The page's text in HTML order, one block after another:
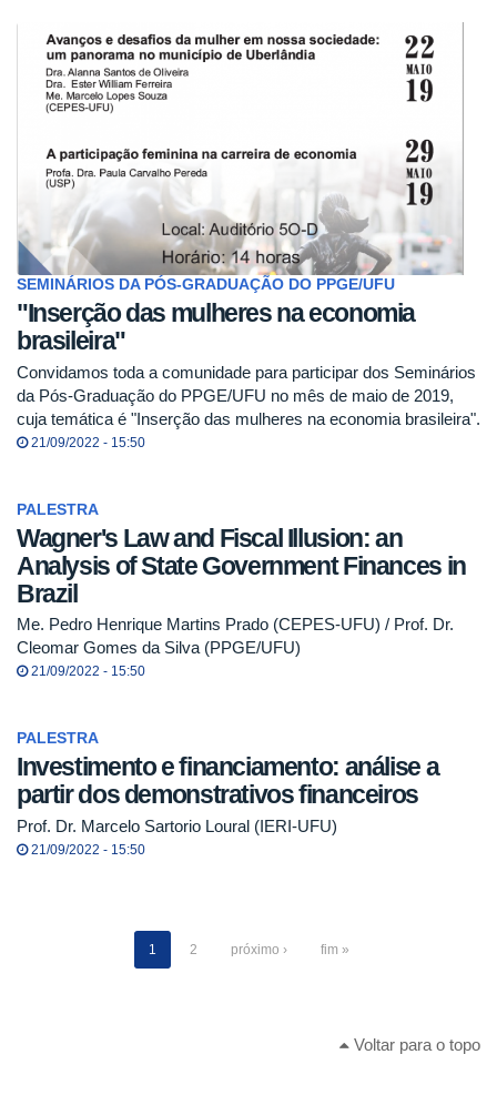
SEMINÁRIOS DA PÓS-GRADUAÇÃO DO PPGE/UFU
"Inserção das mulheres na economia
brasileira"
Convidamos toda a comunidade para participar dos Seminários
da Pós-Graduação do PPGE/UFU no mês de maio de 2019,
cuja temática é "Inserção das mulheres na economia brasileira".
21/09/2022 - 15:50
PALESTRA
Wagner's Law and Fiscal Illusion: an
Analysis of State Government Finances in
Brazil
Me. Pedro Henrique Martins Prado (CEPES-UFU) / Prof. Dr.
Cleomar Gomes da Silva (PPGE/UFU)
21/09/2022 - 15:50
PALESTRA
Investimento e financiamento: análise a
partir dos demonstrativos financeiros
Prof. Dr. Marcelo Sartorio Loural (IERI-UFU)
21/09/2022 - 15:50
1 2 próximo › fim »
Voltar para o topo